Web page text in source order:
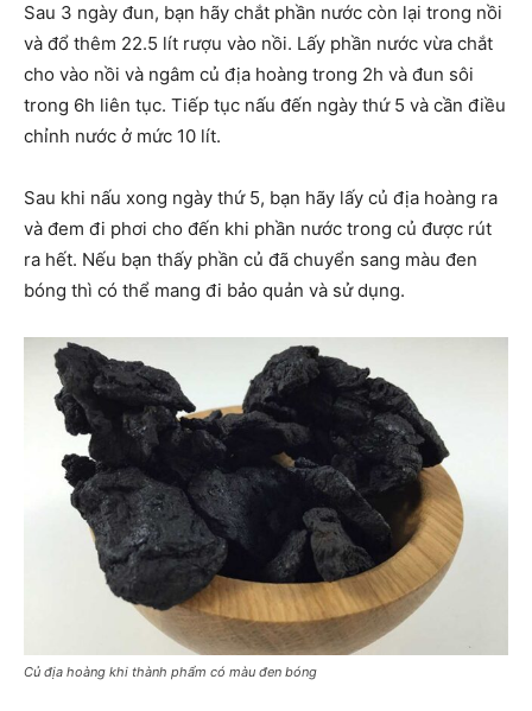
Sau 3 ngày đun, bạn hãy chắt phần nước còn lại trong nồi
và đổ thêm 22.5 lít rượu vào nồi. Lấy phần nước vừa chắt
cho vào nồi và ngâm củ địa hoàng trong 2h và đun sôi
trong 6h liên tục. Tiếp tục nấu đến ngày thứ 5 và cần điều
chỉnh nước ở mức 10 lít.
Sau khi nấu xong ngày thứ 5, bạn hãy lấy củ địa hoàng ra
và đem đi phơi cho đến khi phần nước trong củ được rút
ra hết. Nếu bạn thấy phần củ đã chuyển sang màu đen
bóng thì có thể mang đi bảo quản và sử dụng.
Củ địa hoàng khi thành phẩm có màu đen bóng